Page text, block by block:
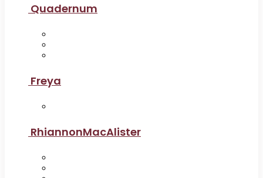
Quadernum
Freya
RhiannonMacAlister